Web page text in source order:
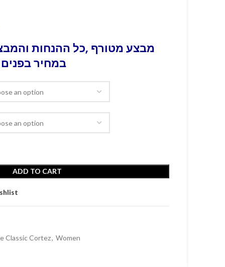
מבצע מטורף ,כל ההנחות
במחיר
ADD TO CART
Classic Cortez, Women